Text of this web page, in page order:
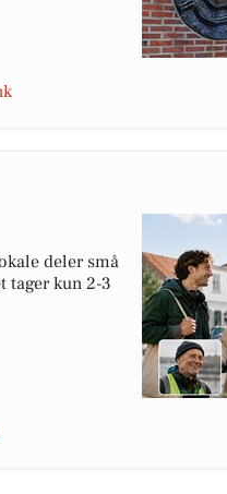
deler små
tager kun 2-3